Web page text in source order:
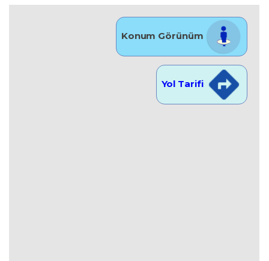
Konum Görünüm
Yol Tarifi